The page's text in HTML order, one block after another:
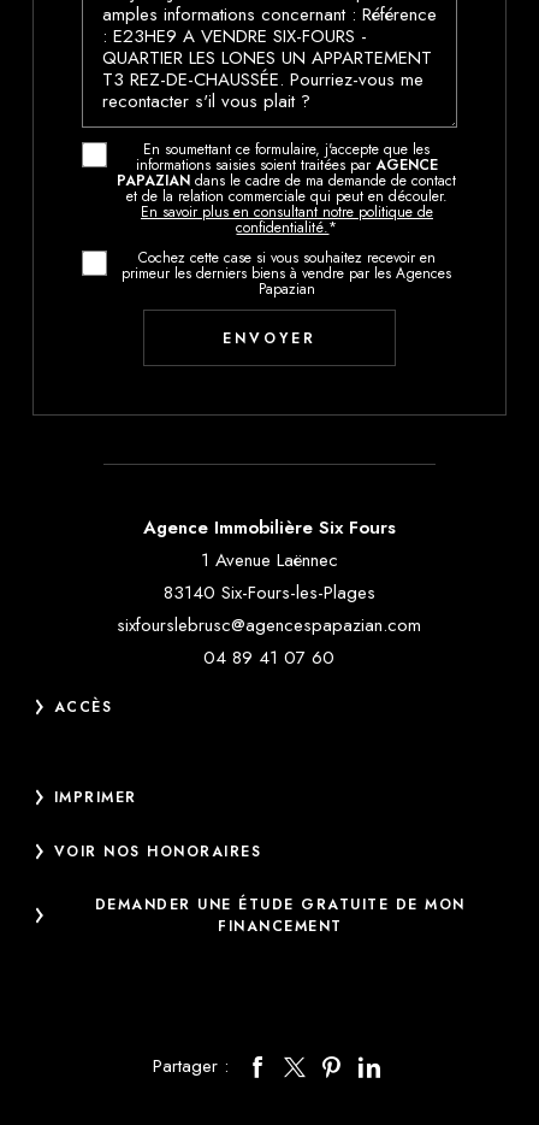
En soumettant ce formulaire, j'accepte que les
informations saisies soient traitées par AGENCE
PAPAZIAN dans le cadre de ma demande de contact
et de la relation commerciale qui peut en découler.
En savoir plus en consultant notre politique de
confidentialité.*
Cochez cette case si vous souhaitez recevoir en
primeur les derniers biens à vendre par les Agences
Papazian
Agence Immobilière Six Fours
1 Avenue Laënnec
83140 Six-Fours-les-Plages
sixfourslebrusc@agencespapazian.com
04 89 41 07 60
ACCÈS
IMPRIMER
VOIR NOS HONORAIRES
DEMANDER UNE ÉTUDE GRATUITE DE MON
FINANCEMENT
Partager :